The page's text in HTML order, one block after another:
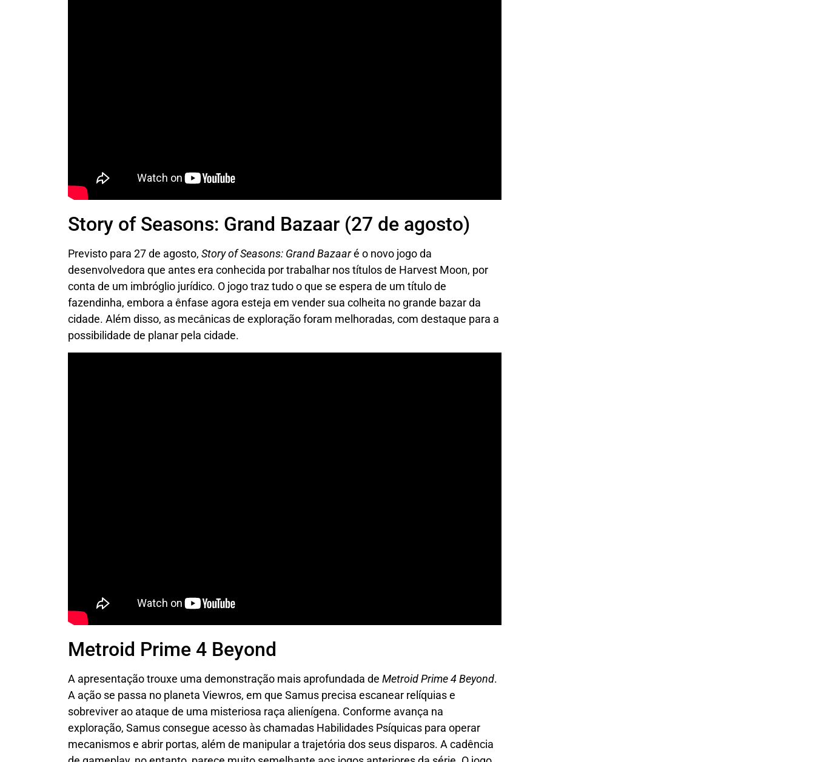
Story of Seasons: Grand Bazaar (27 de agosto)
Previsto para 27 de agosto, Story of Seasons: Grand Bazaaré o novo jogo da
desenvolvedora que antes era conhecida por trabalhar nos títulos de Harvest Moon, por
conta de um imbróglio jurídico. O jogo traz tudo o que se espera de um título de
fazendinha, embora a ênfase agora esteja em vender sua colheita no grande bazar da
cidade. Além disso, as mecânicas de exploração foram melhoradas, com destaque para a
possibilidade de planar pela cidade.
Metroid Prime 4 Beyond
A apresentação trouxe uma demonstração mais aprofundada de Metroid Prime 4 Beyond.
A ação se passa no planeta Viewros, em que Samus precisa escanear relíquias e
sobreviver ao ataque de uma misteriosa raça alienígena. Conforme avança na
exploração, Samus consegue acesso às chamadas Habilidades Psíquicas para operar
mecanismos e abrir portas, além de manipular a trajetória dos seus disparos. A cadência